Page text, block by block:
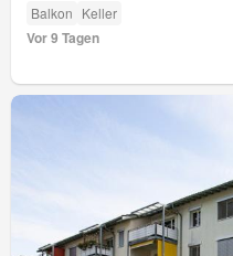
Balkon Keller
Vor 9 Tagen